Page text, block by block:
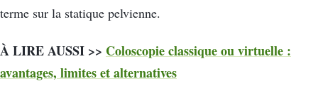
terme sur la statique pelvienne.
À LIRE AUSSI >> Coloscopie classique ou virtuelle :
avantages, limites et alternatives